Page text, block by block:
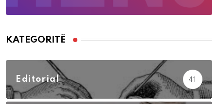
KATEGORITË
Editorial 41